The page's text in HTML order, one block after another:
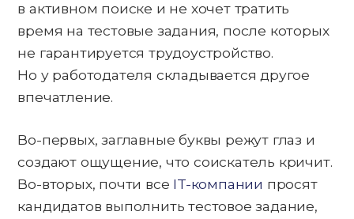
в активном поиске и не хочет тратить
время на тестовые задания, после которых
не гарантируется трудоустройство.
Но у работодателя складывается другое
впечатление.
Во-первых, заглавные буквы режут глаз и
создают ощущение, что соискатель кричит.
Во-вторых, почти все IT-компании просят
кандидатов выполнить тестовое задание,